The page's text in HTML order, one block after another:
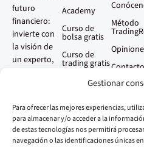
Gestionar
Para ofrecer las mejores experiencias,
para almacenar y/o acceder a la
de estas tecnologías nos permitirá
navegación o las identificaciones únicas
futuro
financiero:
invierte con
la visión de
un experto,
Academy
Curso de
bolsa gratis
Curso de
trading gratis
Método
Contacto
Faq